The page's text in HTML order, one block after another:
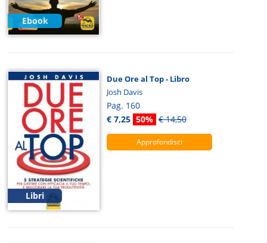
Ebook
Libri
Due Ore al Top - Libro
Josh Davis
Pag. 160
€ 7,25 50% € 14,50
Approfondisci